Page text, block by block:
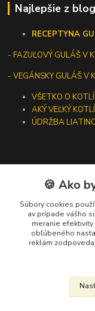
Najlepšie z
RECEPTYNA
-FAZUĽOVÝ GULÁŠ V
- VEGÁNSKY GULÁŠ V
VŠETKO O
AKÝ VEĽKÝ
ÚDRŽBA
Kontakty
+421 919 275
(Po-Pia, 10-13 hod.)
ikotliky@ikotliky.sk
🍪 Ako
Súbory cookies
av prípade vášho
meranie efektivity
obľúbeného
reklám